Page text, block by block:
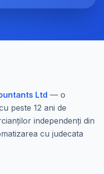
Ltd — o
peste 12 ani de
independenți din
cu judecata